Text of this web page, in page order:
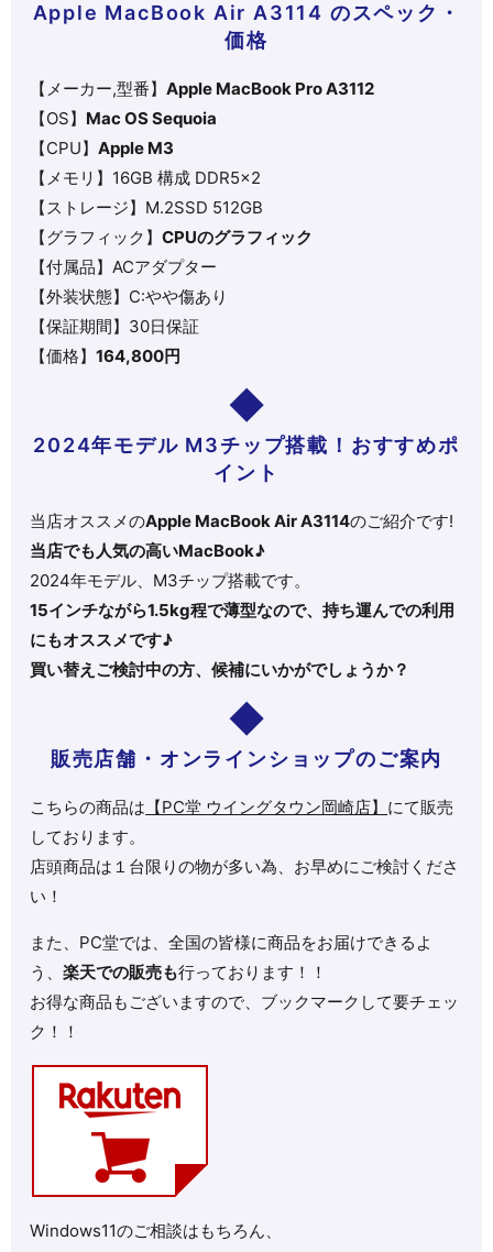
Apple MacBook Air A3114 のスペック・
価格
【メーカー,型番】Apple MacBook Pro A3112
【OS】 Mac OS Sequoia
【CPU】Apple M3
【メモリ】16GB 構成 DDR5×2
【ストレージ】M.2SSD 512GB
【グラフィック】CPUのグラフィック
【付属品】ACアダプター
【外装状態】C:やや傷あり
【保証期間】30日保証
【価格】164,800円
2024年モデル M3チップ搭載！おすすめポ
イント
当店オススメのApple MacBook Air A3114のご紹介です!
当店でも人気の高いMacBook♪
2024年モデル、M3チップ搭載です。
15インチながら1.5kg程で薄型なので、持ち運んでの利用
にもオススメです♪
買い替えご検討中の方、候補にいかがでしょうか？
販売店舗・オンラインショップのご案内
こちらの商品は 【PC堂 ウイングタウン岡崎店】 にて販売
しております。
店頭商品は１台限りの物が多い為、お早めにご検討くださ
い！
また、PC堂では、全国の皆様に商品をお届けできるよ
う、楽天での販売も行っております！！
お得な商品もございますので、ブックマークして要チェッ
ク！！
Windows11のご相談はもちろん、